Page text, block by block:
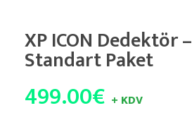
XP ICON Dedektör –
Standart Paket
499.00€ + KDV